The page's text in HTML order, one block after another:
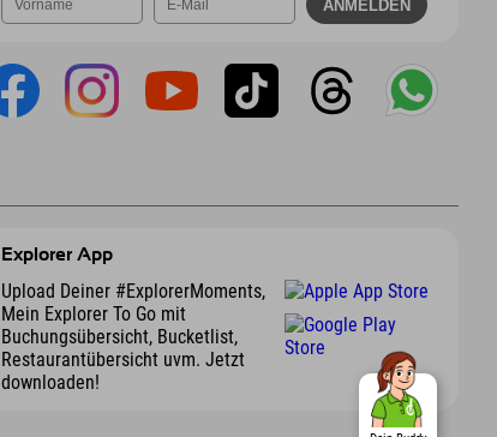
Explorer App
Upload Deiner #ExplorerMoments,
Mein Explorer To Go mit
Buchungsübersicht, Bucketlist,
Restaurantübersicht uvm. Jetzt
downloaden!